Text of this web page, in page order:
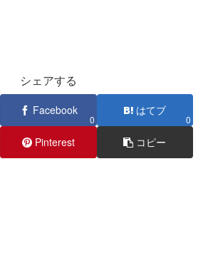
シェアする
Facebook
0
はてブ
0
Pinterest コピー